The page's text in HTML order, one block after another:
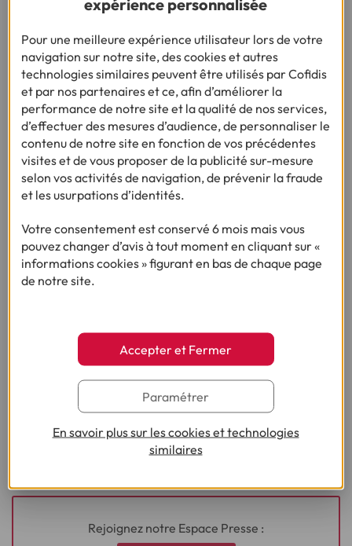
2025, au plus bas depuis 2017
06/11/2025 2min
Faute de moyens, 1 Français sur 2 renonce à
partir en vacances
11/06/2025 2min
Rejoignez notre Espace Presse :
Pour une meilleure expérience utilisateur lors de votre
navigation sur notre site, des cookies et autres
technologies similaires peuvent être utilisés par Cofidis
et par nos partenaires et ce, afin d’améliorer la
performance de notre site et la qualité de nos services,
d’effectuer des mesures d’audience, de personnaliser le
contenu de notre site en fonction de vos précédentes
visites et de vous proposer de la publicité sur-mesure
selon vos activités de navigation, de prévenir la fraude
et les usurpations d’identités.
Votre consentement est conservé 6 mois mais vous
pouvez changer d’avis à tout moment en cliquant sur «
informations cookies » figurant en bas de chaque page
de notre site.
Accepter et Fermer
Paramétrer
En savoir plus sur les cookies et technologies
similaires